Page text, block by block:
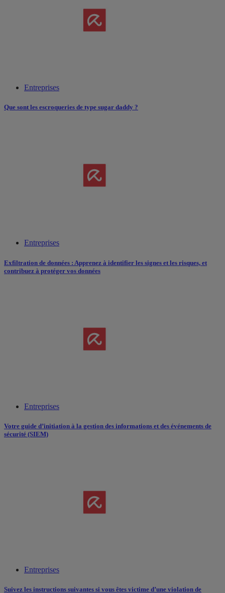
Entreprises
Que sont les escroqueries de type sugar daddy ?
Entreprises
Exfiltration de données : Apprenez à identifier les signes et les risques, et
contribuez à protéger vos données
Entreprises
Votre guide d’initiation à la gestion des informations et des événements de
sécurité (SIEM)
Entreprises
Suivez les instructions suivantes si vous êtes victime d’une violation de